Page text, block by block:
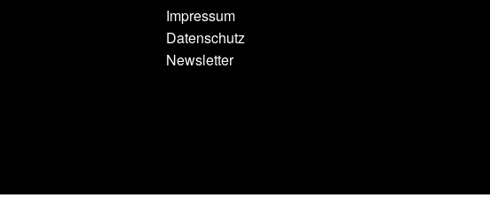
Impressum
Datenschutz
Newsletter